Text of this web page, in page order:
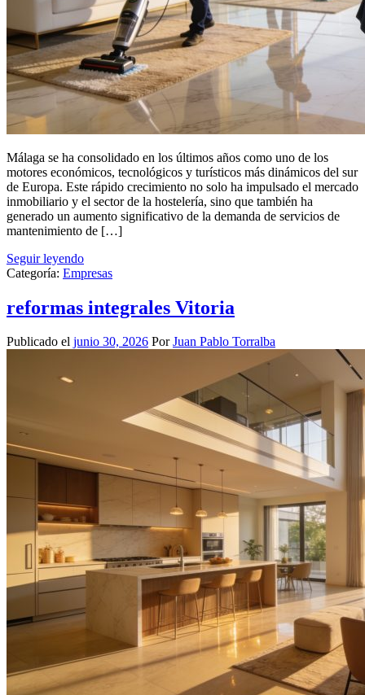
Málaga se ha consolidado en los últimos años como uno de los
motores económicos, tecnológicos y turísticos más dinámicos del sur
de Europa. Este rápido crecimiento no solo ha impulsado el mercado
inmobiliario y el sector de la hostelería, sino que también ha
generado un aumento significativo de la demanda de servicios de
mantenimiento de […]
Seguir leyendo
Categoría: Empresas
reformas integrales Vitoria
Publicado el junio 30, 2026 PorJuan Pablo Torralba